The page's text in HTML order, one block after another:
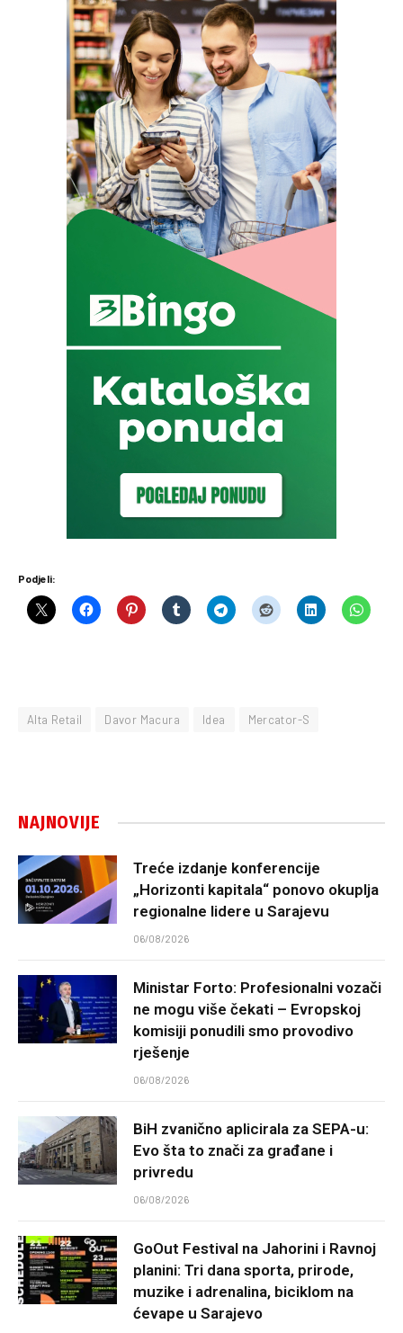
Podjeli:
Alta Retail Davor Macura Idea Mercator-S
NAJNOVIJE
Treće izdanje konferencije
„Horizonti kapitala“ ponovo okuplja
regionalne lidere u Sarajevu
06/08/2026
Ministar Forto: Profesionalni vozači
ne mogu više čekati – Evropskoj
komisiji ponudili smo provodivo
rješenje
06/08/2026
BiH zvanično aplicirala za SEPA-u:
Evo šta to znači za građane i
privredu
06/08/2026
GoOut Festival na Jahorini i Ravnoj
planini: Tri dana sporta, prirode,
muzike i adrenalina, biciklom na
ćevape u Sarajevo